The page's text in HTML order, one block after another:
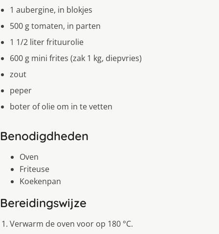
1 aubergine, in blokjes
500 g tomaten, in parten
1 1/2 liter frituurolie
600 g mini frites (zak 1 kg, diepvries)
zout
peper
boter of olie om in te vetten
Benodigdheden
Oven
Friteuse
Koekenpan
Bereidingswijze
Verwarm de oven voor op 180 °C.